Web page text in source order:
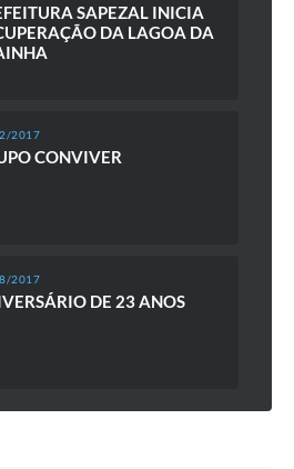
SAPEZAL INICIA
DA LAGOA DA
2017
CONVIVER
2017
DE 23 ANOS